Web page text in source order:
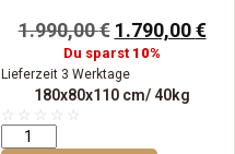
1.990,00€ 1.790,00€
Du sparst 10%
Lieferzeit 3 Werktage
180x80x110 cm/ 40kg
☆ ☆ ☆ ☆ ☆